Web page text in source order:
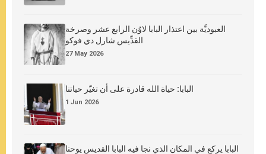
العبوديَّة بين اعتذار البابا لاوُن الرابع عشر وصرخة
القدِّيس شارل دي فوكو
27 May 2026
البابا: حياة الله قادرة على أن تغيّر حياتنا
1 Jun 2026
البابا يركع في المكان الذي نجا فيه البابا القديس يوحنا